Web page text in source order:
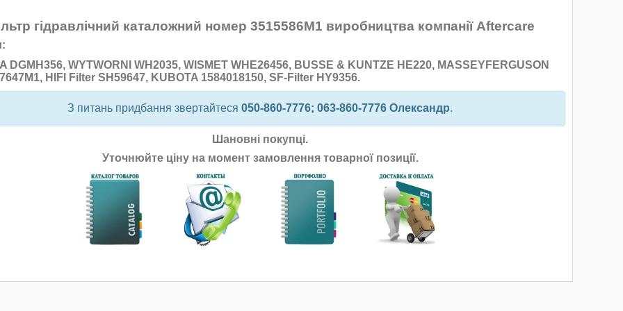
гідравлічний каталожний номер 3515586M1 виробництва компанії Aftercare
DGMH356, WYTWORNI WH2035, WISMET WHE26456, BUSSE & KUNTZE HE220, MASSEYFERGUSON
HIFI Filter SH59647, KUBOTA 1584018150, SF-Filter HY9356.
З питань придбання звертайтеся 050-860-7776; 063-860-7776 Олександр.
Шановні покупці.
Уточнюйте ціну на момент замовлення товарної позиції.